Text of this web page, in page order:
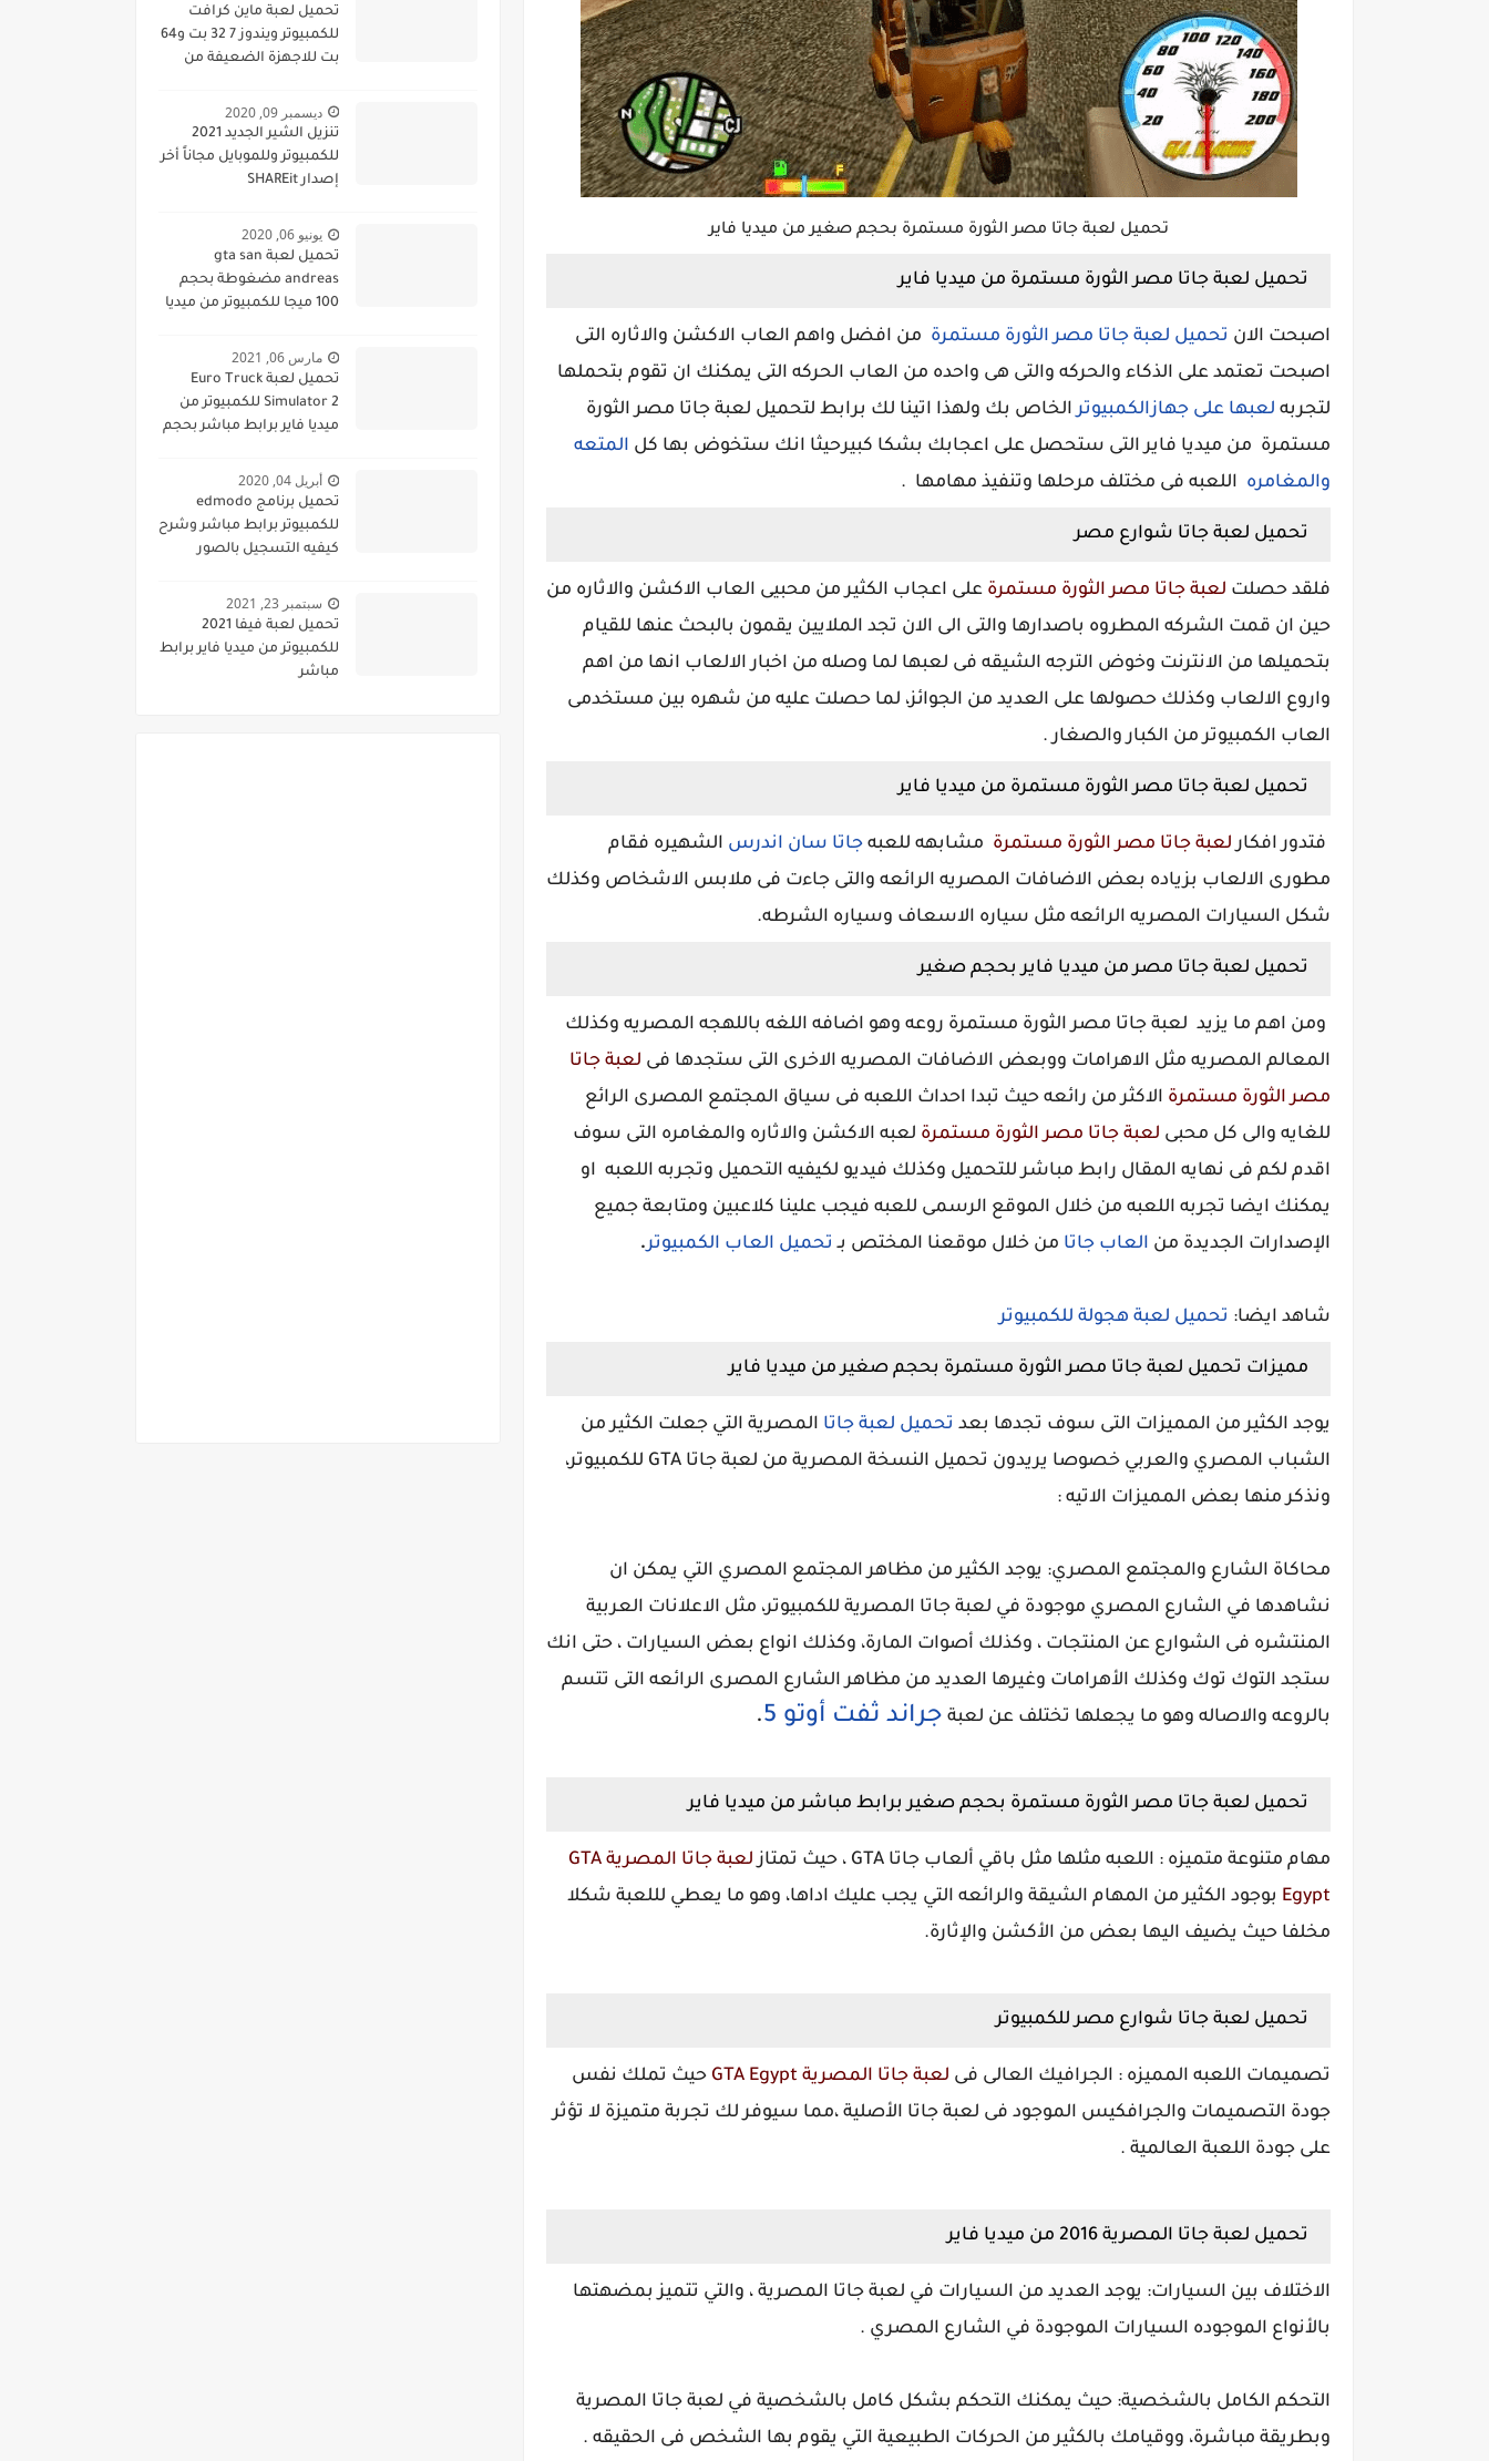
تحميل لعبة جاتا مصر الثورة مستمرة بحجم صغير من ميديا فاير
تحميل لعبة جاتا مصر الثورة مستمرة من ميديا فاير
اصبحت الان تحميل لعبة جاتا مصر الثورة مستمرة من افضل واهم العاب الاكشن والاثاره التى
اصبحت تعتمد على الذكاء والحركه والتى هى واحده من العاب الحركه التى يمكنك ان تقوم بتحملها
لتجربه لعبها على جهازالكمبيوترالخاص بك ولهذا اتينا لك برابط لتحميل لعبة جاتا مصر الثورة
مستمرة من ميديا فاير التى ستحصل على اعجابك بشكا كبيرحيثا انك ستخوض بها كل المتعه
والمغامره اللعبه فى مختلف مرحلها وتنفيذ مهامها .
تحميل لعبة جاتا شوارع مصر
فلقد حصلت لعبة جاتا مصر الثورة مستمرة على اعجاب الكثير من محبيى العاب الاكشن والاثاره من
حين ان قمت الشركه المطروه باصدارها والتى الى الان تجد الملايين يقمون بالبحث عنها للقيام
بتحميلها من الانترنت وخوض الترجه الشيقه فى لعبها لما وصله من اخبار الالعاب انها من اهم
واروع الالعاب وكذلك حصولها على العديد من الجوائز، لما حصلت عليه من شهره بين مستخدمى
العاب الكمبيوتر من الكبار والصغار .
تحميل لعبة جاتا مصر الثورة مستمرة من ميديا فاير
فتدور افكارلعبة جاتا مصر الثورة مستمرة مشابهه للعبه جاتا سان اندرس الشهيره فقام
مطورى الالعاب بزياده بعض الاضافات المصريه الرائعه والتى جاءت فى ملابس الاشخاص وكذلك
شكل السيارات المصريه الرائعه مثل سياره الاسعاف وسياره الشرطه.
تحميل لعبة جاتا مصر من ميديا فاير بحجم صغير
ومن اهم ما يزيد لعبة جاتا مصر الثورة مستمرة روعه وهو اضافه اللغه باللهجه المصريه وكذلك
المعالم المصريه مثل الاهرامات ووبعض الاضافات المصريه الاخرى التى ستجدها فى لعبة جاتا
مصر الثورة مستمرة الاكثر من رائعه حيث تبدا احداث اللعبه فى سياق المجتمع المصرى الرائع
للغايه والى كل محبى لعبة جاتا مصر الثورة مستمرة لعبه الاكشن والاثاره والمغامره التى سوف
اقدم لكم فى نهايه المقال رابط مباشر للتحميل وكذلك فيديو لكيفيه التحميل وتجربه اللعبه او
يمكنك ايضا تجربه اللعبه من خلال الموقع الرسمى للعبه فيجب علينا كلاعبين ومتابعة جميع
الإصدارات الجديدة من العاب جاتا من خلال موقعنا المختص بـ تحميل العاب الكمبيوتر.
شاهد ايضا: تحميل لعبة هجولة للكمبيوتر
مميزات تحميل لعبة جاتا مصر الثورة مستمرة بحجم صغير من ميديا فاير
يوجد الكثير من المميزات التى سوف تجدها بعد تحميل لعبة جاتا المصرية التي جعلت الكثير من
الشباب المصري والعربي خصوصا يريدون تحميل النسخة المصرية من لعبة جاتا GTA للكمبيوتر،
ونذكر منها بعض المميزات الاتيه :
محاكاة الشارع والمجتمع المصري: يوجد الكثير من مظاهر المجتمع المصري التي يمكن ان
نشاهدها في الشارع المصري موجودة في لعبة جاتا المصرية للكمبيوتر، مثل الاعلانات العربية
المنتشره فى الشوارع عن المنتجات ، وكذلك أصوات المارة، وكذلك انواع بعض السيارات ، حتى انك
ستجد التوك توك وكذلك الأهرامات وغيرها العديد من مظاهر الشارع المصرى الرائعه التى تتسم
بالروعه والاصاله وهو ما يجعلها تختلف عن لعبة جراند ثفت أوتو 5 .
تحميل لعبة جاتا مصر الثورة مستمرة بحجم صغير برابط مباشر من ميديا فاير
مهام متنوعة متميزه : اللعبه مثلها مثل باقي ألعاب جاتا GTA ، حيث تمتاز
لعبة جاتا المصرية GTA
Egypt بوجود الكثير من المهام الشيقة والرائعه التي يجب عليك اداها، وهو ما يعطي لللعبة شكلا
مخلفا حيث يضيف اليها بعض من الأكشن والإثارة.
تحميل لعبة جاتا شوارع مصر للكمبيوتر
تصميمات اللعبه المميزه : الجرافيك العالى فى لعبة جاتا المصرية GTA Egypt
حيث تملك نفس
جودة التصميمات والجرافكيس الموجود فى لعبة جاتا الأصلية ،مما سيوفر لك تجربة متميزة لا تؤثر
على جودة اللعبة العالمية .
تحميل لعبة جاتا المصرية 2016 من ميديا فاير
الاختلاف بين السيارات: يوجد العديد من السيارات في لعبة جاتا المصرية ، والتي تتميز بمضهتها
بالأنواع الموجوده السيارات الموجودة في الشارع المصري .
التحكم الكامل بالشخصية: حيث يمكنك التحكم بشكل كامل بالشخصية في لعبة جاتا المصرية
وبطريقة مباشرة، ووقيامك بالكثير من الحركات الطبيعية التي يقوم بها الشخص فى الحقيقه .
تحميل لعبة ماين كرافت
للكمبيوتر ويندوز 7 32 بت و64
بت للاجهزة الضعيفة من
ديسمبر 09, 2020
تنزيل الشير الجديد 2021
للكمبيوتر وللموبايل مجاناً أخر
إصدار SHAREit
يونيو 06, 2020
تحميل لعبة gta san
andreas مضغوطة بحجم
100 ميجا للكمبيوتر من ميديا
san andreas pc
مارس 06, 2021
تحميل لعبة Euro Truck
Simulator 2 للكمبيوتر من
ميديا فاير برابط مباشر بحجم
أبريل 04, 2020
تحميل برنامج edmodo
للكمبيوتر برابط مباشر وشرح
كيفيه التسجيل بالصور
سبتمبر 23, 2021
تحميل لعبة فيفا 2021
للكمبيوتر من ميديا فاير برابط
مباشر